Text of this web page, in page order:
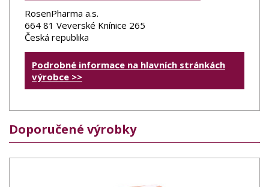
RosenPharma a.s.
664 81 Veverské Knínice 265
Česká republika
Podrobné informace na hlavních stránkách
výrobce >>
Doporučené výrobky